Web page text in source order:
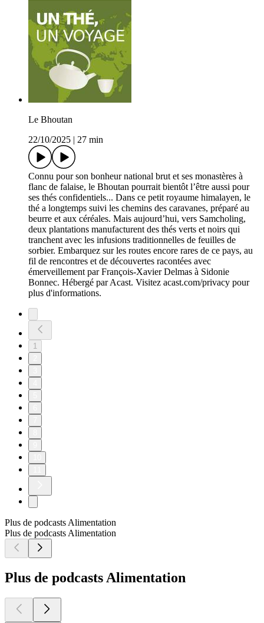
Le Bhoutan
22/10/2025
27 min
Connu pour son bonheur national brut et ses monastères à
flanc de falaise, le Bhoutan pourrait bientôt l’être aussi pour
ses thés confidentiels... Dans ce petit royaume himalayen, le
thé a longtemps suivi les chemins des caravanes, préparé au
beurre et aux céréales. Mais aujourd’hui, vers Samcholing,
deux plantations manufacturent des thés verts et noirs qui
tranchent avec les infusions traditionnelles de feuilles de
sorbier. Embarquez sur les routes encore rares de ce pays, au
fil de rencontres et de découvertes racontées avec
émerveillement par François-Xavier Delmas à Sidonie
Bonnec. Hébergé par Acast. Visitez acast.com/privacy pour
plus d'informations.
1
Plus de podcasts Alimentation
Plus de podcasts Alimentation
Plus de podcasts Alimentation